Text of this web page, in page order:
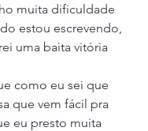
muita dificuldade
estou escrevendo,
uma baita vitória
como eu sei que
que vem fácil pra
eu presto muita